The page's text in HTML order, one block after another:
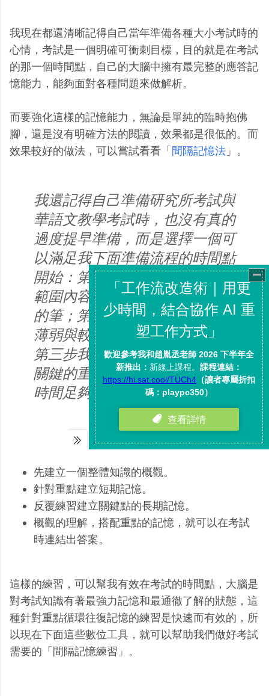
我現在都還清晰記得自己當年準備各種大小考試時的
心情，考試是一個明確可衝刺目標，目的就是在考試
的那一個時間點，自己的大腦中擁有最完整的應答記
憶能力，能夠面對各種問題來做解析。
而要強化這樣的記憶能力，無論是單純的臨時抱佛
腳，還是沒有明確方法的閱讀，效果都是很低的。而
效果較好的做法，可以嘗試看看「 間隔記憶法 」。
我還記得自己準備研究所考試與
華語文教學考試時，也沒有真的
過度提早準備，而是選擇一個可
以滿足我下面準備流程的時間點
開始：第一步我先概覽所有考試
範圍內容，並做下針對考試準備
的筆；第二步我針對自己記憶較
薄弱與較不懂的章節進行複習；
第三步我則針對自己認為考試最
關鍵的重點進行強力練習；如果
時間足夠，第二第三步可以重複
循環。
先建立一個整體知識的概觀。
針對重點建立短期記憶。
反覆練習建立關鍵點的長期記憶。
概觀的理解，搭配重點的記憶，就可以在考試
時連結出答案。
這樣的練習，可以幫我有效在考試的時間點，大腦是
對考試知識有著最強力記憶和最通徹了解的狀態，這
種針對重點循環往復記憶的練習是快速而有效的，所
以現在下面這些數位工具，就可以幫助我們做好考試
需要的「間隔記憶練習」。